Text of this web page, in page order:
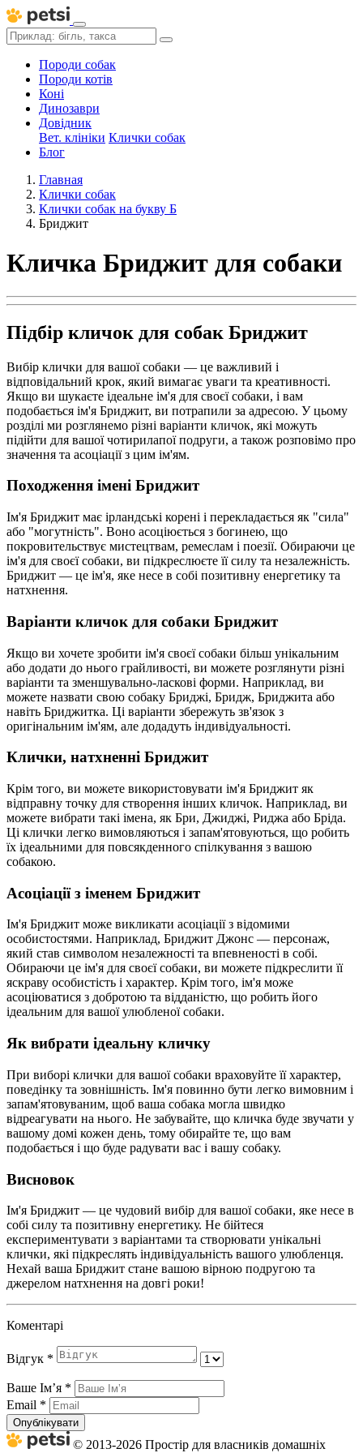
Породи собак
Породи котів
Коні
Динозаври
Довідник
Вет. клініки Клички собак
Блог
Главная
Клички собак
Клички собак на букву Б
Бриджит
Кличка Бриджит для собаки
Підбір кличок для собак Бриджит
Вибір клички для вашої собаки — це важливий і
відповідальний крок, який вимагає уваги та креативності.
Якщо ви шукаєте ідеальне ім'я для своєї собаки, і вам
подобається ім'я Бриджит, ви потрапили за адресою. У цьому
розділі ми розглянемо різні варіанти кличок, які можуть
підійти для вашої чотирилапої подруги, а також розповімо про
значення та асоціації з цим ім'ям.
Походження імені Бриджит
Ім'я Бриджит має ірландські корені і перекладається як "сила"
або "могутність". Воно асоціюється з богинею, що
покровительствує мистецтвам, ремеслам і поезії. Обираючи це
ім'я для своєї собаки, ви підкреслюєте її силу та незалежність.
Бриджит — це ім'я, яке несе в собі позитивну енергетику та
натхнення.
Варіанти кличок для собаки Бриджит
Якщо ви хочете зробити ім'я своєї собаки більш унікальним
або додати до нього грайливості, ви можете розглянути різні
варіанти та зменшувально-ласкові форми. Наприклад, ви
можете назвати свою собаку Бриджі, Бридж, Бриджита або
навіть Бриджитка. Ці варіанти збережуть зв'язок з
оригінальним ім'ям, але додадуть індивідуальності.
Клички, натхненні Бриджит
Крім того, ви можете використовувати ім'я Бриджит як
відправну точку для створення інших кличок. Наприклад, ви
можете вибрати такі імена, як Бри, Джиджі, Риджа або Бріда.
Ці клички легко вимовляються і запам'ятовуються, що робить
їх ідеальними для повсякденного спілкування з вашою
собакою.
Асоціації з іменем Бриджит
Ім'я Бриджит може викликати асоціації з відомими
особистостями. Наприклад, Бриджит Джонс — персонаж,
який став символом незалежності та впевненості в собі.
Обираючи це ім'я для своєї собаки, ви можете підкреслити її
яскраву особистість і характер. Крім того, ім'я може
асоціюватися з добротою та відданістю, що робить його
ідеальним для вашої улюбленої собаки.
Як вибрати ідеальну кличку
При виборі клички для вашої собаки враховуйте її характер,
поведінку та зовнішність. Ім'я повинно бути легко вимовним і
запам'ятовуваним, щоб ваша собака могла швидко
відреагувати на нього. Не забувайте, що кличка буде звучати у
вашому домі кожен день, тому обирайте те, що вам
подобається і що буде радувати вас і вашу собаку.
Висновок
Ім'я Бриджит — це чудовий вибір для вашої собаки, яке несе в
собі силу та позитивну енергетику. Не бійтеся
експериментувати з варіантами та створювати унікальні
клички, які підкреслять індивідуальність вашого улюбленця.
Нехай ваша Бриджит стане вашою вірною подругою та
джерелом натхнення на довгі роки!
Коментарі
Відгук *
Ваше Імʼя *
Email *
Опублікувати
© 2013-2026 Простір для власників домашніх